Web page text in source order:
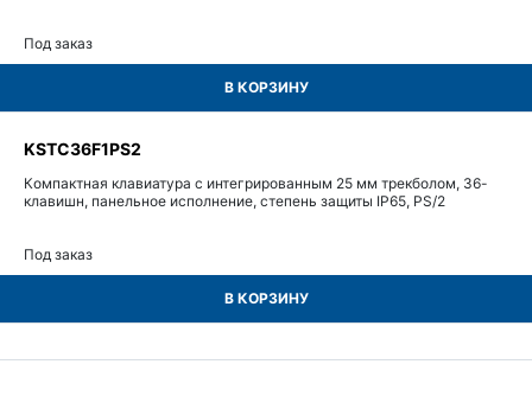
Под заказ
В КОРЗИНУ
KSTC36F1PS2
Компактная клавиатура с интегрированным 25 мм трекболом, 36-
клавишн, панельное исполнение, степень защиты IP65, PS/2
Под заказ
В КОРЗИНУ